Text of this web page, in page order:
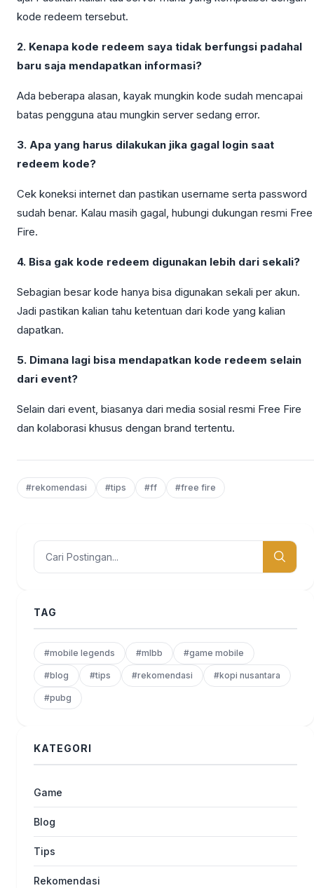
kode redeem tersebut.
2. Kenapa kode redeem saya tidak berfungsi padahal
baru saja mendapatkan informasi?
Ada beberapa alasan, kayak mungkin kode sudah mencapai
batas pengguna atau mungkin server sedang error.
3. Apa yang harus dilakukan jika gagal login saat
redeem kode?
Cek koneksi internet dan pastikan username serta password
sudah benar. Kalau masih gagal, hubungi dukungan resmi Free
Fire.
4. Bisa gak kode redeem digunakan lebih dari sekali?
Sebagian besar kode hanya bisa digunakan sekali per akun.
Jadi pastikan kalian tahu ketentuan dari kode yang kalian
dapatkan.
5. Dimana lagi bisa mendapatkan kode redeem selain
dari event?
Selain dari event, biasanya dari media sosial resmi Free Fire
dan kolaborasi khusus dengan brand tertentu.
#rekomendasi #tips #ff #free fire
TAG
#mobile legends #mlbb #game mobile
#blog #tips #rekomendasi #kopi nusantara
#pubg
KATEGORI
Game
Blog
Tips
Rekomendasi